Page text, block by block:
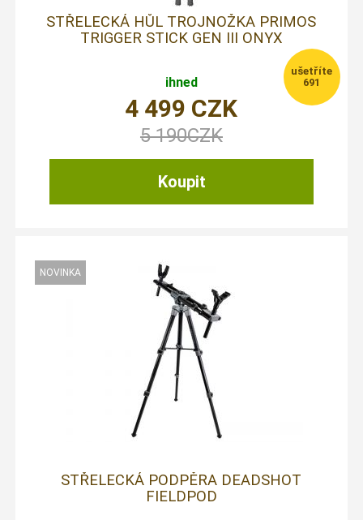
STŘELECKÁ HŮL TROJNOŽKA PRIMOS
TRIGGER STICK GEN III ONYX
ihned
4 499 CZK
691
5 190CZK
STŘELECKÁ PODPĚRA DEADSHOT
FIELDPOD